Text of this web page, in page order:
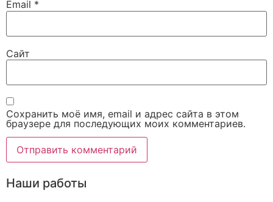
Email *
Сайт
Сохранить моё имя, email и адрес сайта в этом
браузере для последующих моих комментариев.
Наши работы